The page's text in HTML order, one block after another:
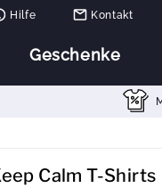
Hilfe Kontakt
Geschenke
Calm T-Shirts